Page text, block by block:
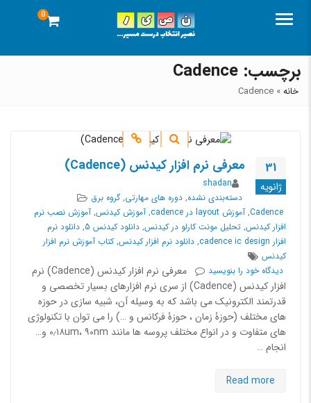
منو 0
برچسب: Cadence
خانه»
Cadence
31
ژانویه
معرفی نرم افزار کیدنس (Cadence)
نویسنده
shadan
دسته‌بندی‌ها
دسته‌بندی نشده, دوره های مهارتی, گروه برق
برچسب
ها
Cadence
, آموزش layout در cadence , آموزش کیدنس, آموزش نصب نرم
افزار کیدنس, تحلیل مونت کارلو در کیدنس, دانلود کیدنس 5 , دانلود نرم
افزار cadence ic design
, دانلود نرم افزار کیدنس,کتاب آموزش نرم افزار
کیدنس
دیدگاه خود را on معرفی نرم افزار کیدنس (Cadence)
بنویسید
معرفی نرم افزار کیدنس (Cadence) نرم
افزار کیدنس (Cadence) از سری نرم افزارهای بسیار تخصصی و
قدرتمند الکترونیک می باشد که به وسیله آن، شبیه سازی در حوزه
های مختلف (حوزۀ زمان ، حوزۀ فرکانس و …) را می توان با تکنولوژی
های متفاوت و در انواع مختلف پروسه ها مانند ۰٫۱۸um، ۹۰nm و…
انجام …
Read more